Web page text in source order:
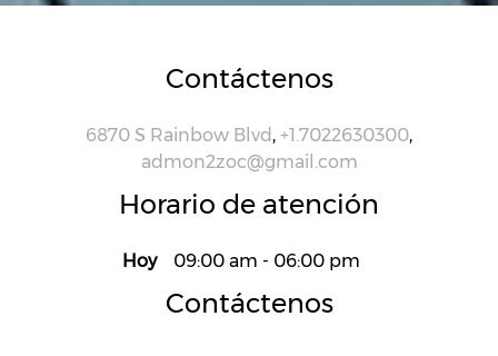
Contáctenos
6870 S Rainbow Blvd , +1.7022630300,
admon2zoc@gmail.com
Horario de atención
Hoy 09:00 am - 06:00 pm
Contáctenos